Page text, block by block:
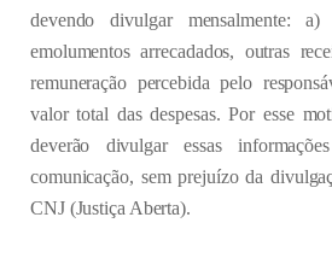
devendo divulgar mensalmente:
emolumentos arrecadados, outras
remuneração percebida pelo
valor total das despesas. Por esse
deverão divulgar essas
comunicação, sem prejuízo da
CNJ (Justiça Aberta).